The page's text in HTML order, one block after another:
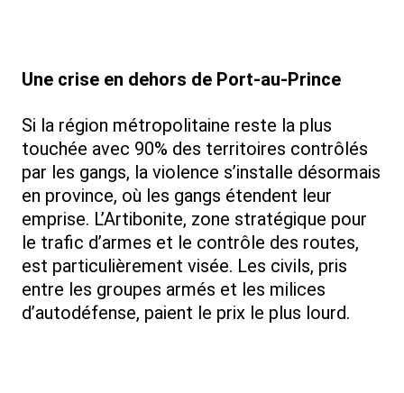
Une crise en dehors de Port-au-Prince
Si la région métropolitaine reste la plus
touchée avec 90% des territoires contrôlés
par les gangs, la violence s’installe désormais
en province, où les gangs étendent leur
emprise. L’Artibonite, zone stratégique pour
le trafic d’armes et le contrôle des routes,
est particulièrement visée. Les civils, pris
entre les groupes armés et les milices
d’autodéfense, paient le prix le plus lourd.